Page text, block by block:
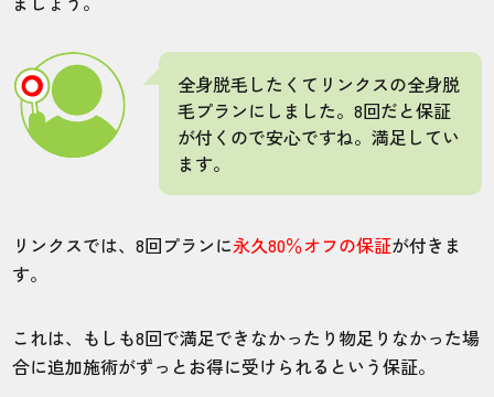
全身脱毛したくてリンクスの全身脱
毛プランにしました。8回だと保証
が付くので安心ですね。満足してい
ます。
リンクスでは、8回プランに永久80％オフの保証が付きま
す。
これは、もしも8回で満足できなかったり物足りなかった場
合に追加施術がずっとお得に受けられるという保証。